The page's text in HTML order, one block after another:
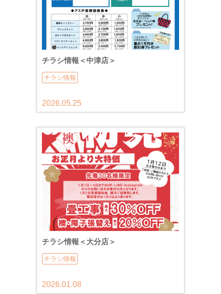
チラシ情報＜中津店＞
チラシ情報
2026.05.25
チラシ情報＜大分店＞
チラシ情報
2026.01.08